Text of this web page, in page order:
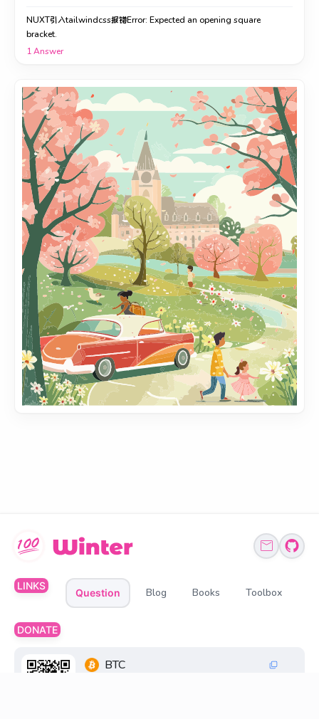
NUXT引入tailwindcss报错Error: Expected an opening square
bracket.
1Answer
LINKS
Question Blog Books Toolbox
DONATE
BTC